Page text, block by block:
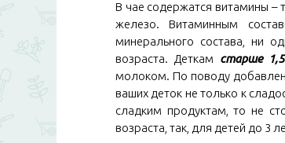
В чае содержатся витамины –
железо. Витаминным
минерального состава, ни
возраста. Деткам старше
молоком. По поводу
ваших деток не только к
сладким продуктам, то не
возраста, так, для детей до 3